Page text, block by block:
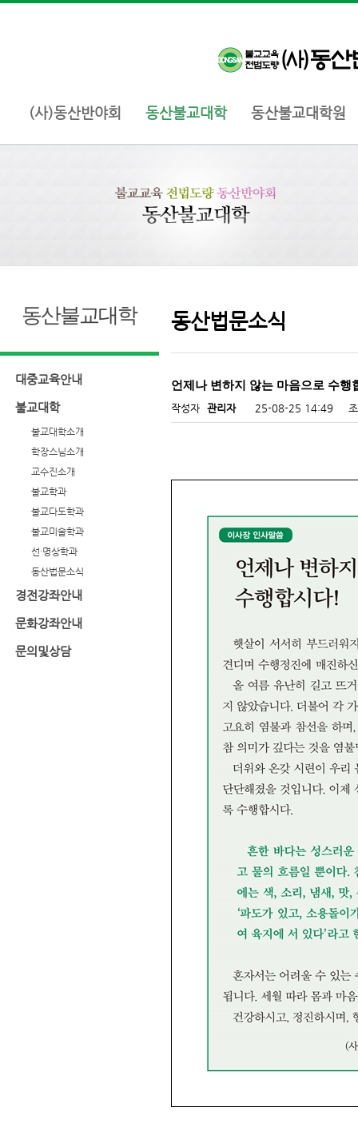
(사)동산반야회 동산불교대학 동산불교대학원
동산불교대학
대중교육안내
불교대학
불교대학소개
학장스님소개
교수진소개
불교학과
불교다도학과
불교미술학과
선·명상학과
동산법문소식
경전강좌안내
문화강좌안내
문의및상담
동산법문소식
언제나 변하지 않는 마음으로 수행
작성자 관리자 25-08-25 14:49